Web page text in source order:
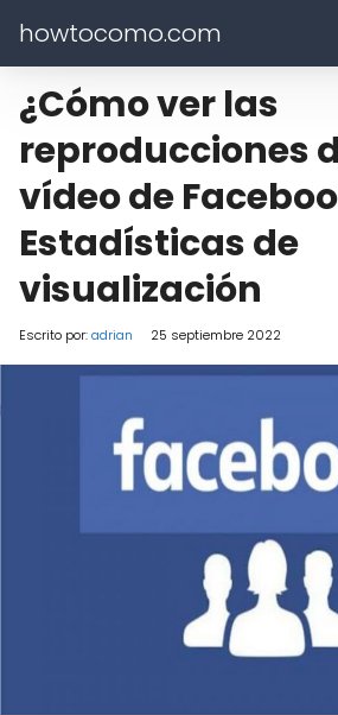
howtocomo.com
¿Cómo ver las
reproducciones
vídeo de
Estadísticas de
visualización
Escrito por:adrian 25 septiembre 2022